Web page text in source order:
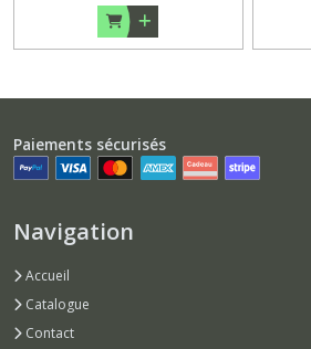
Paiements sécurisés
Navigation
Accueil
Catalogue
Contact